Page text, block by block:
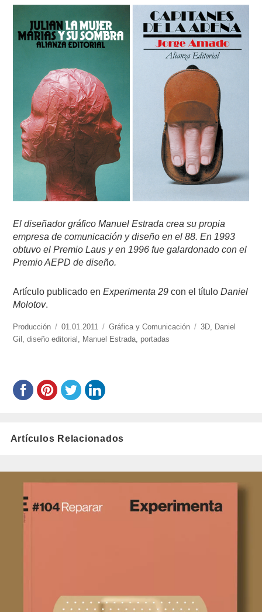
El diseñador gráfico Manuel Estrada crea su propia
empresa de comunicación y diseño en el 88. En 1993
obtuvo el Premio Laus y en 1996 fue galardonado con el
Premio AEPD de diseño.
Artículo publicado enExperimenta 29 con el títuloDaniel
Molotov.
https://www.experimenta.es/author/produccion/
Producción
Publicado
el
01.01.2011 Categorías
Gráfica y Comunicación Etiquetas
3D Daniel
Gil ,diseño editorial Manuel Estrada portadas
Artículos Relacionados